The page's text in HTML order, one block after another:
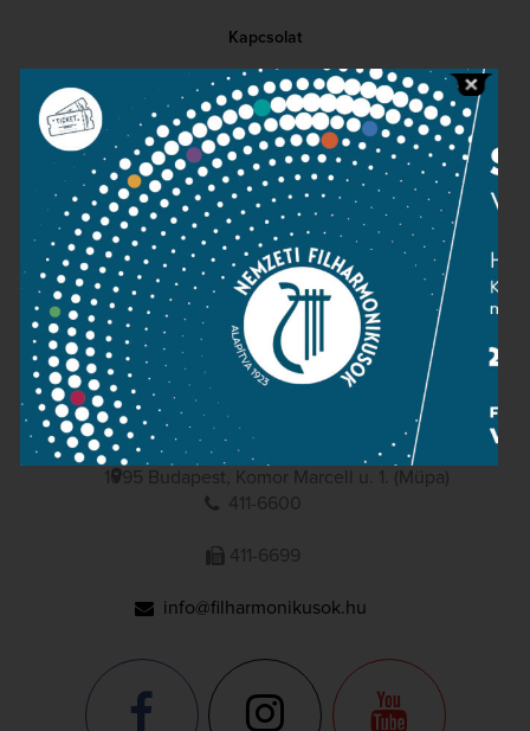
Kapcsolat
Közérdekű adatok
Sajtószoba
Adatvédelem
Impresszum
NEMZETI
FILHARMONIKUSOK
1095 Budapest, Komor Marcell u. 1. (Müpa)
411-6600
411-6699
info@filharmonikusok.hu